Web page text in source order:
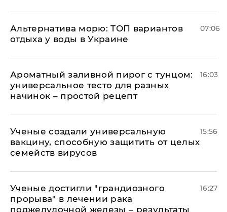
Альтернатива морю: ТОП вариантов
отдыха у воды в Украине
07:06
Ароматный заливной пирог с тунцом:
универсальное тесто для разных
начинок – простой рецепт
16:03
Ученые создали универсальную
вакцину, способную защитить от целых
семейств вирусов
15:56
Ученые достигли "грандиозного
прорыва" в лечении рака
поджелудочной железы – результаты
16:27